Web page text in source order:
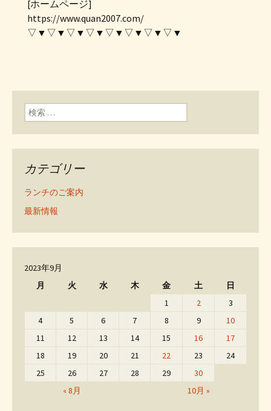
[ホームページ]
https://www.quan2007.com/
▽▼▽▼▽▼▽▼▽▼▽▼▽▼▽▼
検索:
カテゴリー
ランチのご案内
最新情報
2023年9月
月
火 水 木 金 土 日
« 8月 10月 »
1 2
3
4
5 6 7 8 9
10
11
12 13 14 15 16
17
18
19 20 21 22 23
24
25
26 27 28 29 30